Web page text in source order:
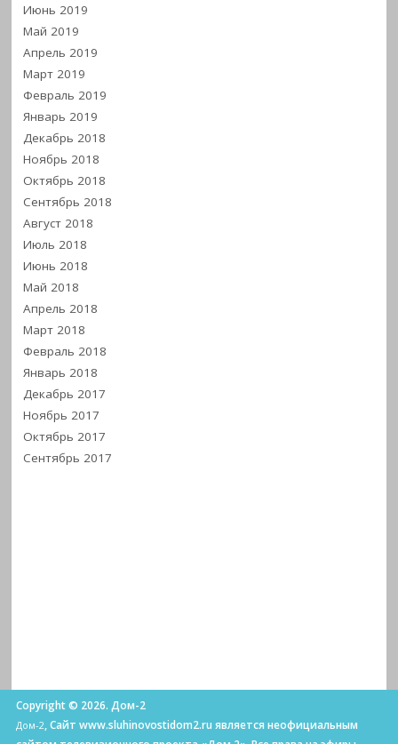
Июнь 2019
Май 2019
Апрель 2019
Март 2019
Февраль 2019
Январь 2019
Декабрь 2018
Ноябрь 2018
Октябрь 2018
Сентябрь 2018
Август 2018
Июль 2018
Июнь 2018
Май 2018
Апрель 2018
Март 2018
Февраль 2018
Январь 2018
Декабрь 2017
Ноябрь 2017
Октябрь 2017
Сентябрь 2017
Copyright © 2026. Дом-2
Дом-2, Сайт www.sluhinovostidom2.ru является неофициальным